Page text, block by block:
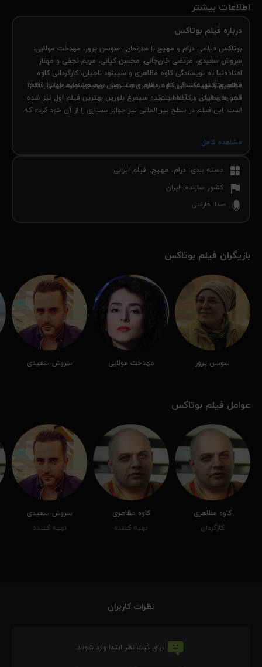
اطلاعات بیشتر
درباره فیلم بوتاکس
بوتاکس فیلمی درام و مهیج با هنرنمایی سوسن پرور، مهدخت مولایی،
سروش سعیدی، مرتضی خان‌جانی، محسن کیانی، مریم نجفی و مهناز
افتاده‌نیا به نویسندگی کاوه مظاهری و سپینود ناجیان، کارگردانی کاوه
مظاهریوتهیه‌کنندگی کاوه مظاهریوسروش سعیدی
محصول سال ۱۳۹۹
کشورهای ایران و کانادا است.
فیلم بوتاکسنخستین بار در سی و هشتمین دورهجشنواره جهانی فیلم
فجربه نمایش در آمده و برنده سیمرغ بلورین بهترین فیلم اول نیز شده
است. این فیلم در سطح بین‌المللی نیز جوایز بسیاری را از آن خود کرده که
دانلود و تماشا کنید.
مشاهده کامل
دسته بندی: درام مهیج
فیلم ایرانی
کشور سازنده: ایران
صدا: فارسی
بازیگران فیلم بوتاکس
سوسن پرور مهدخت مولایی سروش سعیدی
عوامل فیلم بوتاکس
کاوه مظاهری
کارگردان
کاوه مظاهری
تهیه کننده
سروش سعیدی
تهیه کننده
نظرات کاربران
برای ثبت نظر ابتدا وارد شوید.